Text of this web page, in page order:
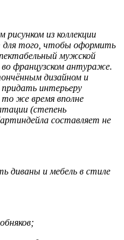
из коллекции
для того, чтобы оформить
мужской
французском антураже.
дизайном и
интерьеру
же время вполне
(степень
составляет не
диваны и мебель в стиле